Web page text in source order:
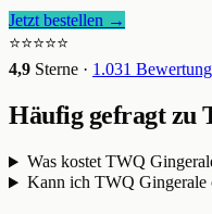
Jetzt bestellen →
⭐⭐⭐⭐⭐
4,9 Sterne · 1.031
Häufig gefragt zu
Was kostet TWQ
Kann ich TWQ Gingerale